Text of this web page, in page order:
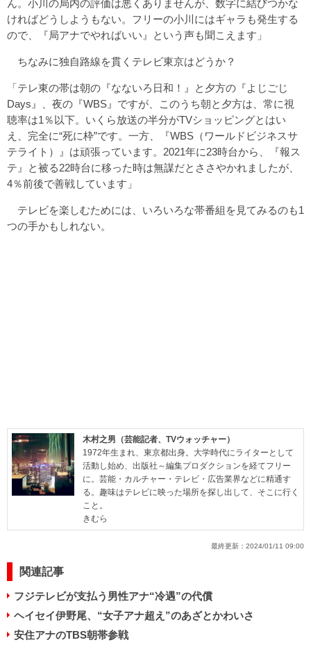
ん。小川の局内の評価は悪くありませんが、数字に結びつかな
ければどうしようもない。フリーの小川にはギャラも発生する
ので、『局アナでやればいい』という声も聞こえます」
ちなみに独自路線を貫くテレビ東京はどうか？
「テレ東の帯は朝の『なないろ日和！』と夕方の『よじごじ
Days』、夜の『WBS』ですが、このうち朝と夕方は、常に視
聴率は1％以下。いくら放送の半分がTVショッピングとはい
え、完全に“死に枠”です。一方、『WBS（ワールドビジネスサ
テライト）』は頑張っています。2021年に23時台から、『報ス
テ』と被る22時台に移った時は無謀だとささやかれましたが、
4％前後で善戦しています」
テレビを楽しむためには、いろいろな帯番組を見てみるのも1
つの手かもしれない。
木村之男（芸能記者、TVウォッチャー）
1972年生まれ、東京都出身。大学時代にライターとして
活動し始め、出版社～編集プロダクションを経てフリー
に。芸能・カルチャー・テレビ・広告業界などに精通す
る。趣味はテレビに映った場所を探し出して、そこに行く
こと。
きむら
最終更新： 2024/01/11 09:00
関連記事
フジテレビが支払う男性アナ“冷遇”の代償
ヘイセイ伊野尾、“女子アナ超え”のあざとかわいさ
安住アナのTBS朝帯参戦